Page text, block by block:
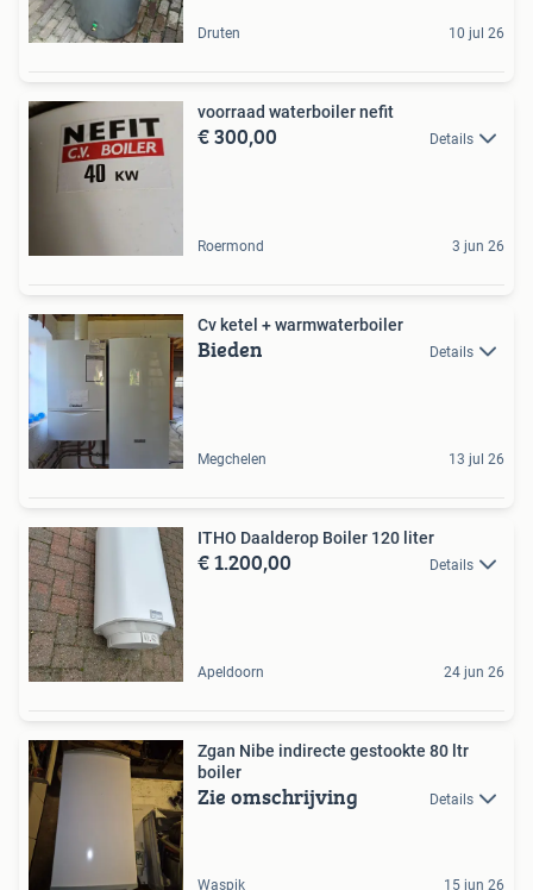
Druten 10 jul 26
voorraad waterboiler nefit
€ 300,00 Details
Roermond 3 jun 26
Cv ketel + warmwaterboiler
Bieden Details
Megchelen 13 jul 26
ITHO Daalderop Boiler 120 liter
€ 1.200,00 Details
Apeldoorn 24 jun 26
Zgan Nibe indirecte gestookte 80 ltr
boiler
Zie omschrijving Details
Waspik 15 jun 26